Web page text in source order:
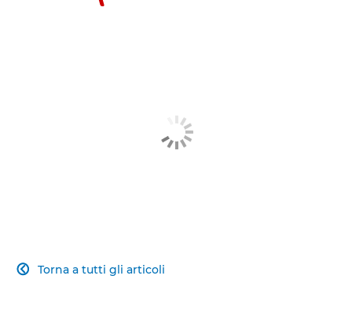
Torna a tutti gli articoli
